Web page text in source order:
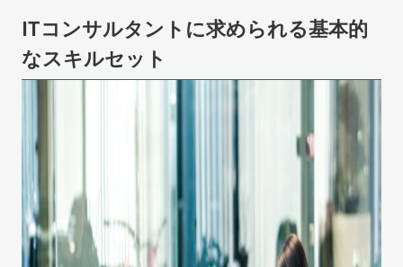
ITコンサルタントに求められる基本的
なスキルセット